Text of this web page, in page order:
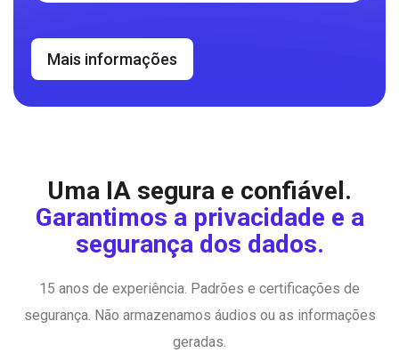
Mais informações
Uma IA segura e confiável.
Garantimos a privacidade e a
segurança dos dados.
15 anos de experiência. Padrões e certificações de
segurança. Não armazenamos áudios ou as informações
geradas.